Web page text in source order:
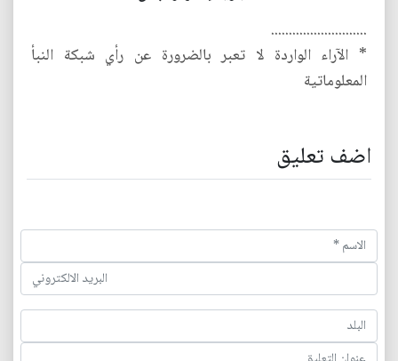
...........................
* الآراء الواردة لا تعبر بالضرورة عن رأي شبكة النبأ
المعلوماتية
اضف تعليق